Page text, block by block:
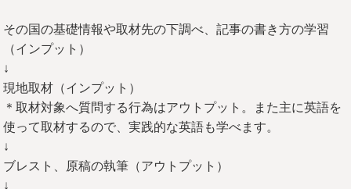
その国の基礎情報や取材先の下調べ、記事の書き方の学習
（インプット）
↓
現地取材（インプット）
＊取材対象へ質問する行為はアウトプット。また主に英語を
使って取材するので、実践的な英語も学べます。
↓
ブレスト、原稿の執筆（アウトプット）
↓